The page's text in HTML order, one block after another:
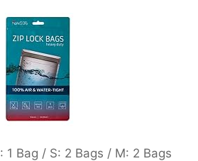
1 Bag / S: 2 Bags / M: 2 Bags